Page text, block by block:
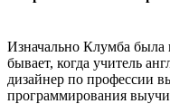
Изначально Клумба была
бывает, когда учитель
дизайнер по профессии
программирования